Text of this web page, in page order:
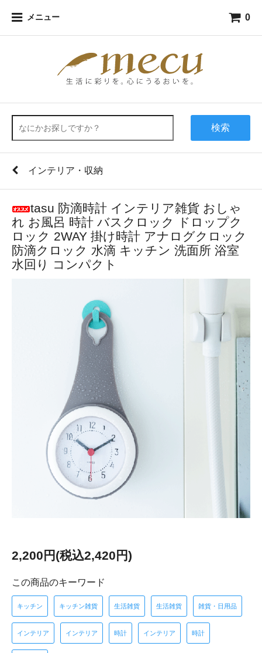
メニュー 0
検索
インテリア・収納
tasu 防滴時計 インテリア雑貨 おしゃ
れ お風呂 時計 バスクロック ドロップク
ロック 2WAY 掛け時計 アナログクロック
防滴クロック 水滴 キッチン 洗面所 浴室
水回り コンパクト
2,200円(税込2,420円)
この商品のキーワード
キッチン キッチン雑貨 生活雑貨 生活雑貨 雑貨・日用品
インテリア インテリア 時計 インテリア 時計